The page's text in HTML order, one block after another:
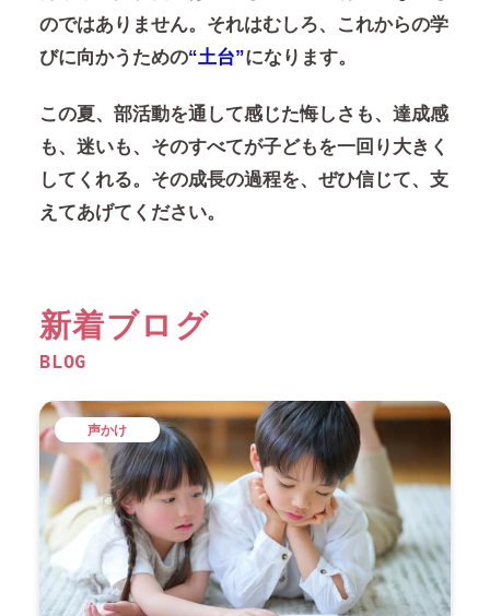
のではありません。それはむしろ、これからの学
びに向かうための“土台”になります。
この夏、部活動を通して感じた悔しさも、達成感
も、迷いも、そのすべてが子どもを一回り大きく
してくれる。その成長の過程を、ぜひ信じて、支
えてあげてください。
新着ブログ
BLOG
声かけ